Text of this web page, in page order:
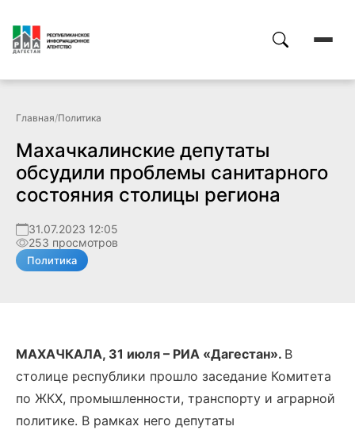
Главная/Политика
Махачкалинские депутаты
обсудили проблемы санитарного
состояния столицы региона
31.07.2023 12:05
253 просмотров
Политика
МАХАЧКАЛА, 31 июля – РИА «Дагестан». В
столице республики прошло заседание Комитета
по ЖКХ, промышленности, транспорту и аграрной
политике. В рамках него депутаты